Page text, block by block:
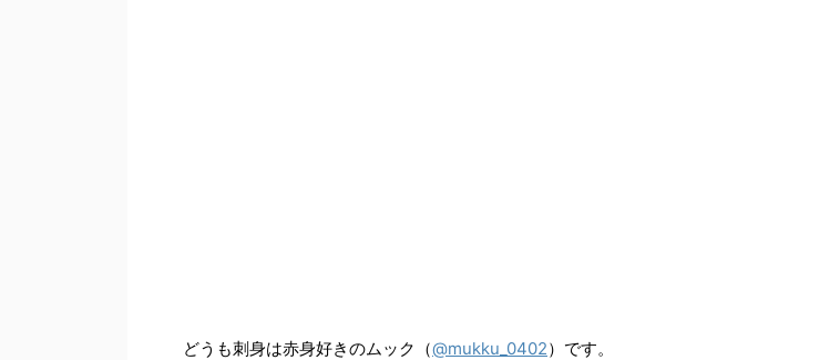
どうも刺身は赤身好きのムック（@mukku_0402）です。